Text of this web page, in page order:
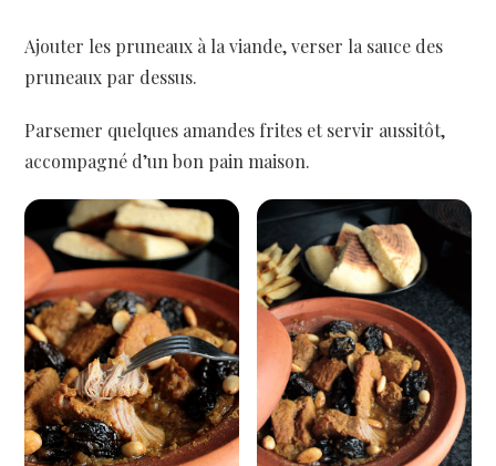
Ajouter les pruneaux à la viande, verser la sauce des
pruneaux par dessus.
Parsemer quelques amandes frites et servir aussitôt,
accompagné d’un bon pain maison.